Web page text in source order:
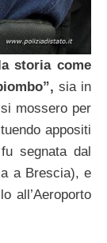
storia come
sia in
mossero per
appositi
segnata dal
a Brescia), e
all’Aeroporto